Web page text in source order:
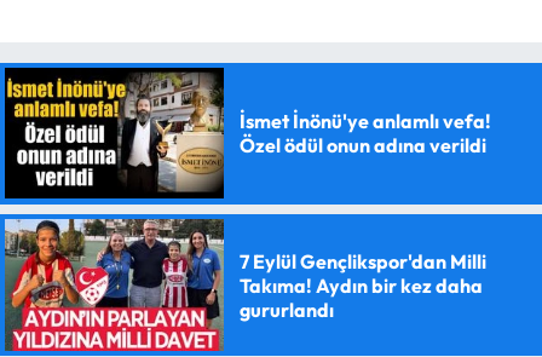
İsmet İnönü'ye anlamlı vefa!
Özel ödül onun adına verildi
7 Eylül Gençlikspor'dan Milli
Takıma! Aydın bir kez daha
gururlandı